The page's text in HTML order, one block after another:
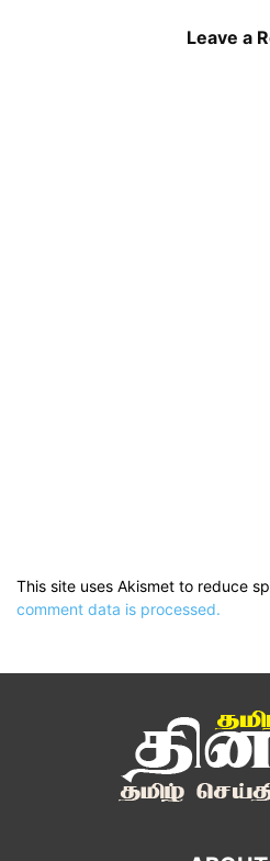
Leave a
This site uses Akismet to reduce
comment data is processed.